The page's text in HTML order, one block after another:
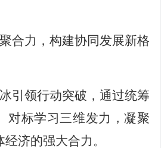
合力 ， 构建协同发展新格
引领行动突破，通过统筹
对标学习三维发力，凝聚
济的强大合力。